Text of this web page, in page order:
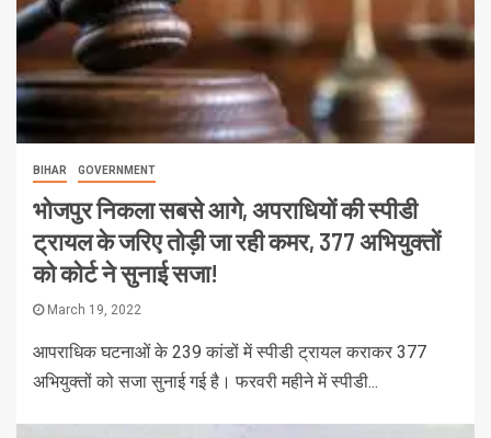
BIHAR GOVERNMENT
भोजपुर निकला सबसे आगे, अपराधियों की स्पीडी
ट्रायल के जरिए तोड़ी जा रही कमर, 377 अभियुक्तों
को कोर्ट ने सुनाई सजा!
March 19, 2022
आपराधिक घटनाओं के 239 कांडों में स्पीडी ट्रायल कराकर 377
अभियुक्तों को सजा सुनाई गई है। फरवरी महीने में स्पीडी...